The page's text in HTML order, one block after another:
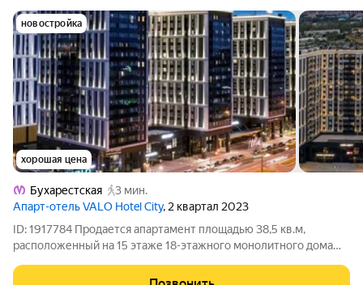
новостройка
хорошая цена
Бухарестская
3 мин.
Апарт-отель VALO Hotel City, 2 квартал 2023
ID: 1917784 Продается апартамент площадью 38,5 кв.м,
расположенный на 15 этаже 18-этажного монолитного дома
районе Санкт-Петербурга, по адресу улица Салова, дом 61, в